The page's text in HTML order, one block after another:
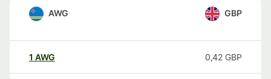
AWG GBP
1 AWG 0,42 GBP